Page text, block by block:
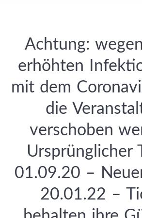
Achtung:
erhöhten
mit dem
die
verschoben
Ursprünglicher
01.09.20 –
20.01.22 –